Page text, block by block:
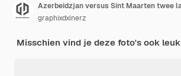
graphixdxinerz
Misschien vind je deze foto's ook leuk